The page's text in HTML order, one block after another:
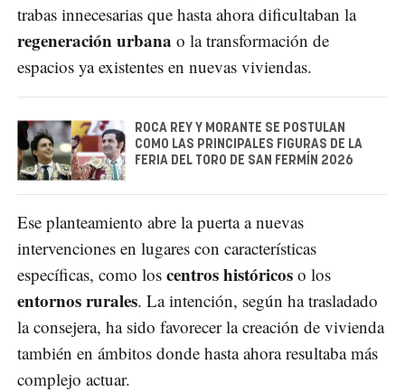
trabas innecesarias que hasta ahora dificultaban la
regeneración urbana o la transformación de
espacios ya existentes en nuevas viviendas.
ROCA REY Y MORANTE SE POSTULAN
COMO LAS PRINCIPALES FIGURAS DE LA
FERIA DEL TORO DE SAN FERMÍN 2026
Ese planteamiento abre la puerta a nuevas
intervenciones en lugares con características
específicas, como los centros históricos o los
entornos rurales. La intención, según ha trasladado
la consejera, ha sido favorecer la creación de vivienda
también en ámbitos donde hasta ahora resultaba más
complejo actuar.